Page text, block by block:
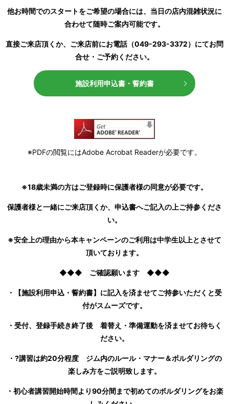
他お時間でのスタートをご希望の場合には、当日の店内混雑状況に
合わせて随時ご案内可能です。
直接ご来店頂くか、ご来店前にお電話（049-293-3372）にてお問
合せ・ご予約ください。
施設利用申込書・誓約書
※PDFの閲覧にはAdobe Acrobat Readerが必要です。
※18歳未満の方はご登録時に保護者様の同意が必要です。
保護者様と一緒にご来店頂くか、申込書へご記入の上ご持参くださ
い。
※安全上の理由から本キャンペーンのご利用は中学生以上とさせて
頂いております。
◆◆◆ ご確認願います ◆◆◆
・
【施設利用申込・誓約書】に記入を済ませてご持参いただくと受
付がスムーズです。
・受付、登録手続き終了後 着替え・準備運動を済ませてお待ちく
ださい。
・?講習は約20分程度 ジム内のルール・マナー＆ボルダリングの
楽しみ方をご説明致します。
・初心者講習開始時間より90分間まで初めてのボルダリングをお楽